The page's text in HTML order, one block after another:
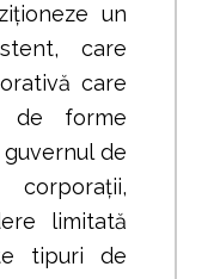
un
care
care
de forme
de
limitată
tipuri de